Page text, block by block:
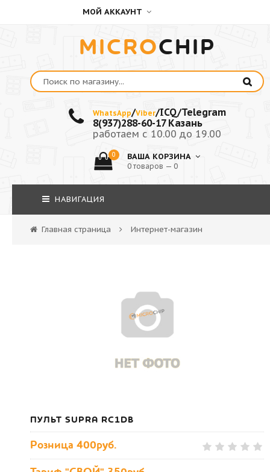
МОЙ АККАУНТ
MICROCHIP
WhatsApp/Viber/ICQ/Telegram
8(937)288-60-17 Казань
работаем с 10.00 до 19.00
0 ВАША КОРЗИНА
0 товаров — 0
НАВИГАЦИЯ
Главная страница Интернет-магазин
ПУЛЬТ SUPRA RC1DB
Розница 400руб.